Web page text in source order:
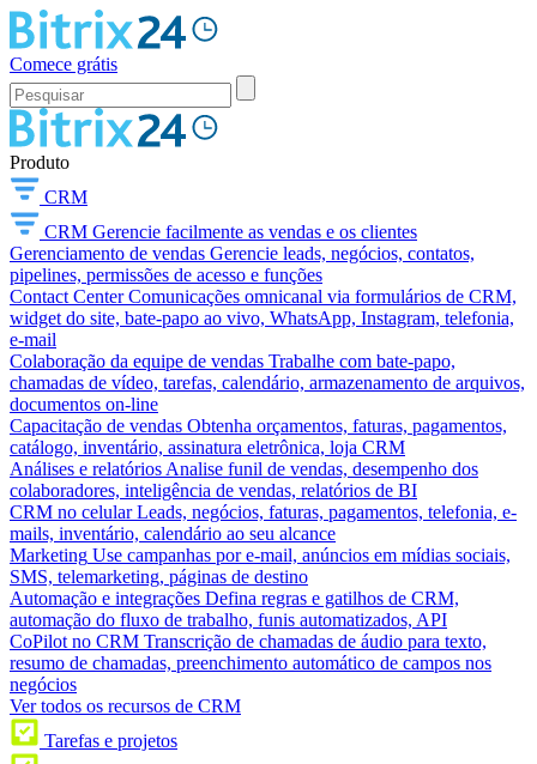
Comece grátis
Produto
CRM
CRM Gerencie facilmente as vendas e os clientes
Gerenciamento de vendas Gerencie leads, negócios, contatos,
pipelines, permissões de acesso e funções
Contact Center Comunicações omnicanal via formulários de CRM,
widget do site, bate-papo ao vivo, WhatsApp, Instagram, telefonia,
e-mail
Colaboração da equipe de vendas Trabalhe com bate-papo,
chamadas de vídeo, tarefas, calendário, armazenamento de arquivos,
documentos on-line
Capacitação de vendas Obtenha orçamentos, faturas, pagamentos,
catálogo, inventário, assinatura eletrônica, loja CRM
Análises e relatórios Analise funil de vendas, desempenho dos
colaboradores, inteligência de vendas, relatórios de BI
CRM no celular Leads, negócios, faturas, pagamentos, telefonia, e-
mails, inventário, calendário ao seu alcance
Marketing Use campanhas por e-mail, anúncios em mídias sociais,
SMS, telemarketing, páginas de destino
Automação e integrações Defina regras e gatilhos de CRM,
automação do fluxo de trabalho, funis automatizados, API
CoPilot no CRM Transcrição de chamadas de áudio para texto,
resumo de chamadas, preenchimento automático de campos nos
negócios
Ver todos os recursos de CRM
Tarefas e projetos